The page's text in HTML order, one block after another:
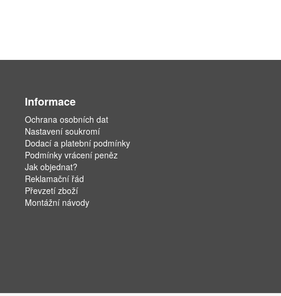
Informace
Ochrana osobních dat
Nastavení soukromí
Dodací a platební podmínky
Podmínky vrácení peněz
Jak objednat?
Reklamační řád
Převzetí zboží
Montážní návody